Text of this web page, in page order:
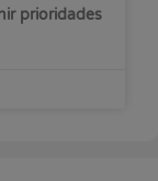
prioridades